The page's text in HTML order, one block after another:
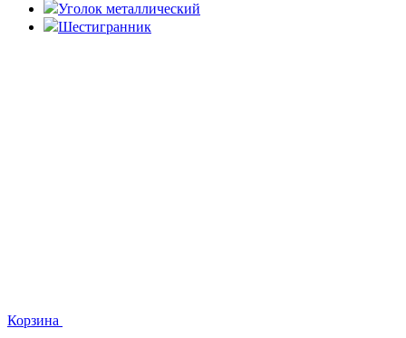
Уголок металлический
Шестигранник
Корзина